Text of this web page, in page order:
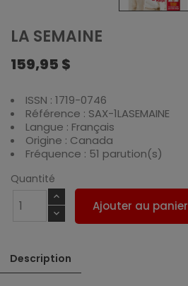
LA SEMAINE
159,95 $
ISSN : 1719-0746
Référence : SAX-1LASEMAINE
Langue : Français
Origine : Canada
Fréquence : 51 parution(s)
Quantité
Ajouter au panier
Description